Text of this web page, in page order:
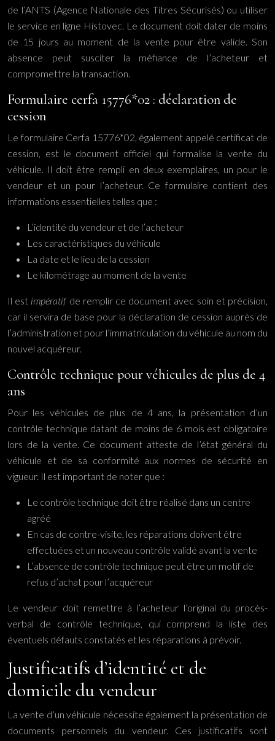
de l’ANTS (Agence Nationale des Titres Sécurisés) ou utiliser
le service en ligne Histovec. Le document doit dater de moins
de 15 jours au moment de la vente pour être valide. Son
absence peut susciter la méfiance de l’acheteur et
compromettre la transaction.
Formulaire cerfa 15776*02 : déclaration de
cession
Le formulaire Cerfa 15776*02, également appelé certificat de
cession, est le document officiel qui formalise la vente du
véhicule. Il doit être rempli en deux exemplaires, un pour le
vendeur et un pour l’acheteur. Ce formulaire contient des
informations essentielles telles que :
L’identité du vendeur et de l’acheteur
Les caractéristiques du véhicule
La date et le lieu de la cession
Le kilométrage au moment de la vente
Il est impératif de remplir ce document avec soin et précision,
car il servira de base pour la déclaration de cession auprès de
l’administration et pour l’immatriculation du véhicule au nom du
nouvel acquéreur.
Contrôle technique pour véhicules de plus de 4
ans
Pour les véhicules de plus de 4 ans, la présentation d’un
contrôle technique datant de moins de 6 mois est obligatoire
lors de la vente. Ce document atteste de l’état général du
véhicule et de sa conformité aux normes de sécurité en
vigueur. Il est important de noter que :
Le contrôle technique doit être réalisé dans un centre
agréé
En cas de contre-visite, les réparations doivent être
effectuées et un nouveau contrôle validé avant la vente
L’absence de contrôle technique peut être un motif de
refus d’achat pour l’acquéreur
Le vendeur doit remettre à l’acheteur l’original du procès-
verbal de contrôle technique, qui comprend la liste des
éventuels défauts constatés et les réparations à prévoir.
Justificatifs d’identité et de
domicile du vendeur
La vente d’un véhicule nécessite également la présentation de
documents personnels du vendeur. Ces justificatifs sont